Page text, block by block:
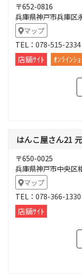
〒652-0816
兵庫県神戸市兵庫区
マップ
TEL：078-515-2334
店舗ｻｲﾄ
ｵﾝﾗｲﾝｼ
はんこ屋さん21
〒650-0025
兵庫県神戸市中央
マップ
TEL：078-366-1330
店舗ｻｲﾄ